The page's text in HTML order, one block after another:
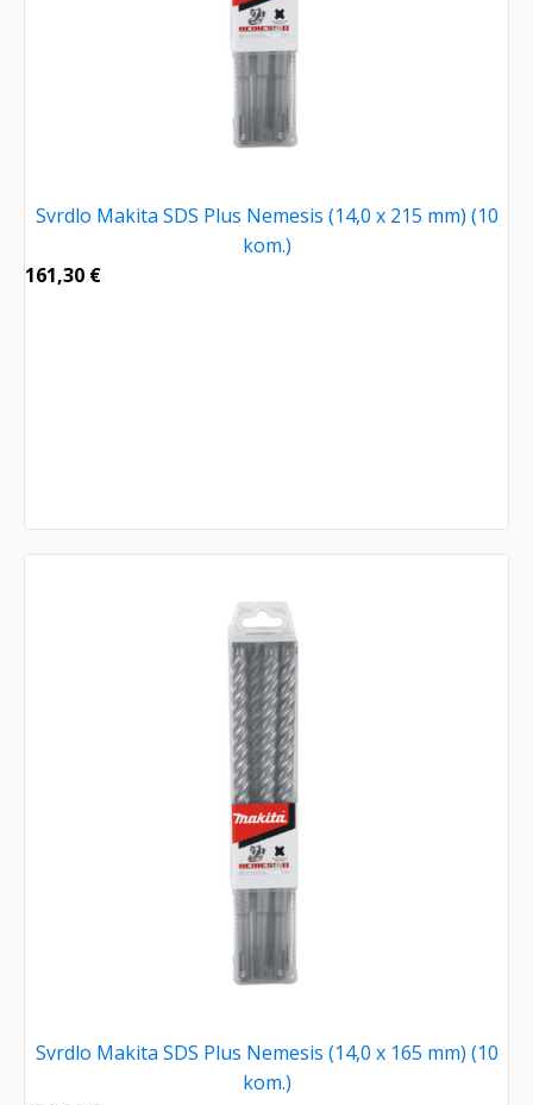
Svrdlo Makita SDS Plus Nemesis (14,0 x 215 mm) (10
kom.)
161,30 €
Svrdlo Makita SDS Plus Nemesis (14,0 x 165 mm) (10
kom.)